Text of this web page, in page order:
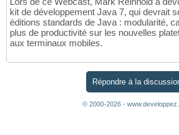
kit de développement Java 7, qui devrait
éditions standards de Java : modularité,
plus de productivité sur les nouvelles
aux terminaux mobiles.
Répondre à la
© 2000-2026 -